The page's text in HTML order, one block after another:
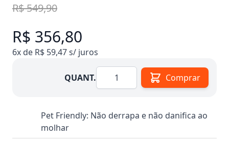
R$ 549,90
R$ 356,80
6x de R$ 59,47 s/ juros
QUANT.Quantidade Comprar
Pet Friendly: Não derrapa e não danifica ao
molhar